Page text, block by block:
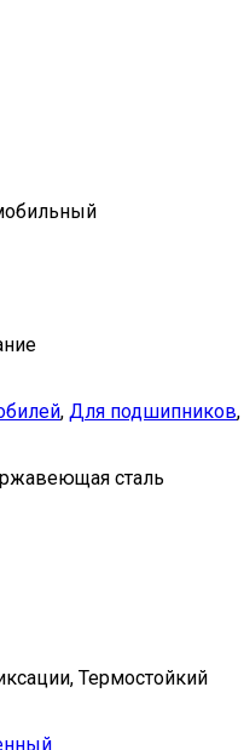
, Для подшипников,
сталь
Термостойкий